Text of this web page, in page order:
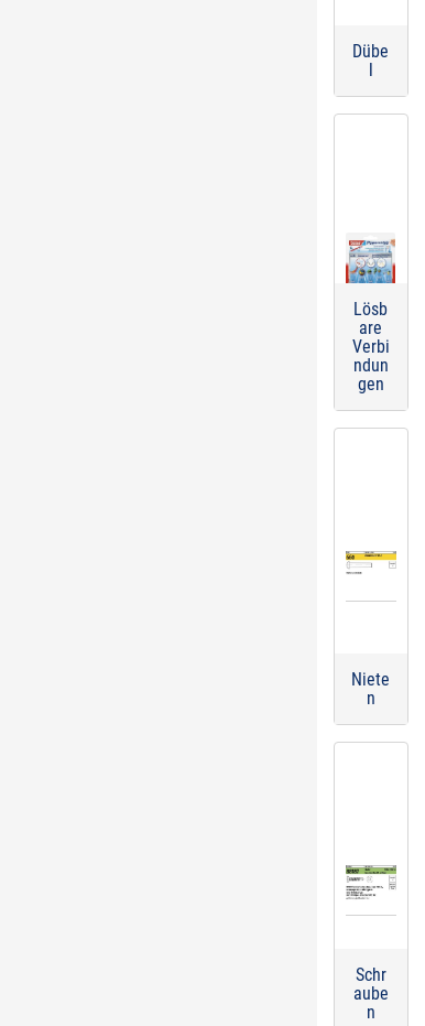
Dübe
l
Lösb
are
Verbi
ndun
gen
Niete
n
Schr
aube
n